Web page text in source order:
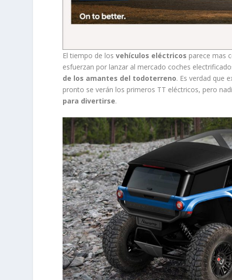
El tiempo de losvehículos eléctricos parece mas
esfuerzan por lanzar al mercado coches
de los amantes del todoterreno. Es verdad que
pronto se verán los primeros TT eléctricos, pero
para divertirse.